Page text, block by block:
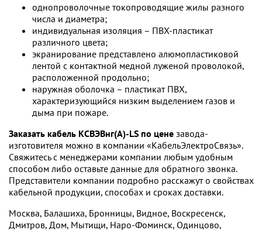
однопроволочные токопроводящие жилы разного
числа и диаметра;
индивидуальная изоляция – ПВХ-пластикат
различного цвета;
экранирование представлено алюмопластиковой
лентой с контактной медной луженой проволокой,
расположенной продольно;
наружная оболочка – пластикат ПВХ,
характеризующийся низким выделением газов и
дыма при пожаре.
Заказать кабель КСВЭВнг(А)-LS по цене завода-
изготовителя можно в компании «КабельЭлектроСвязь».
Свяжитесь с менеджерами компании любым удобным
способом либо оставьте данные для обратного звонка.
Представители компании подробно расскажут о свойствах
кабельной продукции, способах и сроках доставки.
Москва, Балашиха, Бронницы, Видное, Воскресенск,
Дмитров, Дом, Мытищи, Наро-Фоминск, Одинцово,